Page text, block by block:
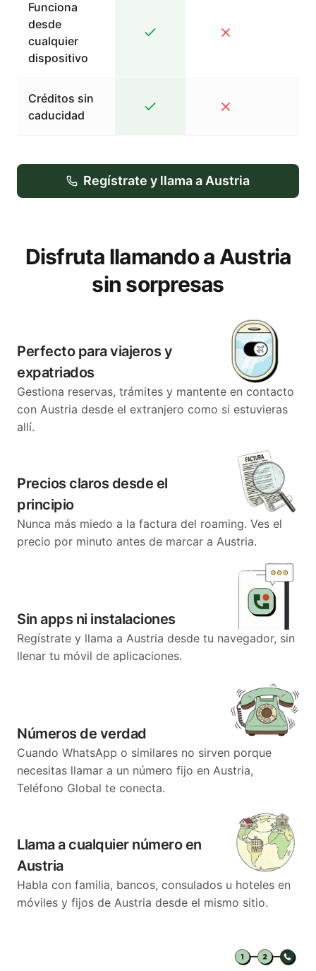
Funciona
desde
cualquier
dispositivo
Créditos sin
caducidad
Regístrate y llama a Austria
Disfruta llamando a Austria
sin sorpresas
Perfecto para viajeros y
expatriados
Gestiona reservas, trámites y mantente en contacto
con Austria desde el extranjero como si estuvieras
allí.
Precios claros desde el
principio
Nunca más miedo a la factura del roaming. Ves el
precio por minuto antes de marcar a Austria.
Sin apps ni instalaciones
Regístrate y llama a Austria desde tu navegador, sin
llenar tu móvil de aplicaciones.
Números de verdad
Cuando WhatsApp o similares no sirven porque
necesitas llamar a un número fijo en Austria,
Teléfono Global te conecta.
Llama a cualquier número en
Austria
Habla con familia, bancos, consulados u hoteles en
móviles y fijos de Austria desde el mismo sitio.